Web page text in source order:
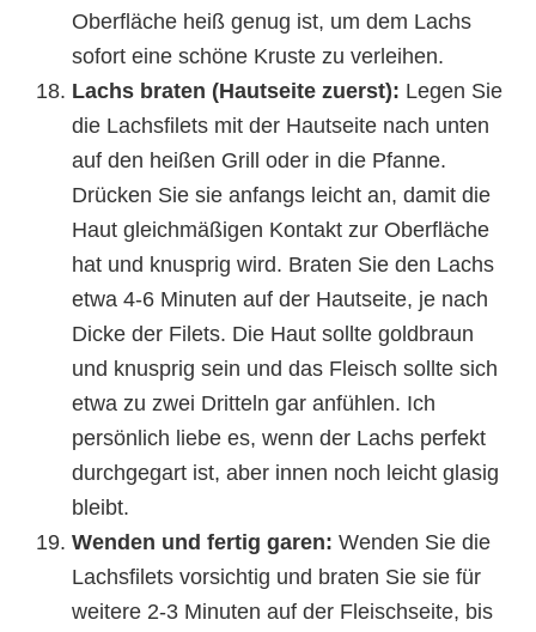
Oberfläche heiß genug ist, um dem Lachs
sofort eine schöne Kruste zu verleihen.
Lachs braten (Hautseite zuerst): Legen Sie
die Lachsfilets mit der Hautseite nach unten
auf den heißen Grill oder in die Pfanne.
Drücken Sie sie anfangs leicht an, damit die
Haut gleichmäßigen Kontakt zur Oberfläche
hat und knusprig wird. Braten Sie den Lachs
etwa 4-6 Minuten auf der Hautseite, je nach
Dicke der Filets. Die Haut sollte goldbraun
und knusprig sein und das Fleisch sollte sich
etwa zu zwei Dritteln gar anfühlen. Ich
persönlich liebe es, wenn der Lachs perfekt
durchgegart ist, aber innen noch leicht glasig
bleibt.
Wenden und fertig garen: Wenden Sie die
Lachsfilets vorsichtig und braten Sie sie für
weitere 2-3 Minuten auf der Fleischseite, bis